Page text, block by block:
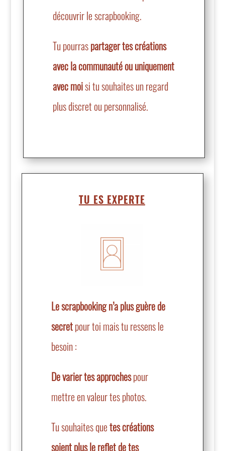
découvrir le scrapbooking.
Tu pourraspartager tes créations
avec la communauté ou uniquement
avec moisi tu souhaites un regard
plus discret ou personnalisé.
TU ES EXPERTE
Le scrapbooking n’a plus guère de
secretpour toi mais tu ressens le
besoin :
De varier tes approchespour
mettre en valeur tes photos.
Tu souhaites quetes créations
soient plus le reflet de tes